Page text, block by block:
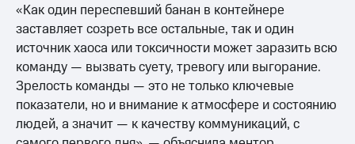
«Как один переспевший банан в контейнере
заставляет созреть все остальные, так и один
источник хаоса или токсичности может заразить всю
команду — вызвать суету, тревогу или выгорание.
Зрелость команды — это не только ключевые
показатели, но и внимание к атмосфере и состоянию
людей, а значит — к качеству коммуникаций, с